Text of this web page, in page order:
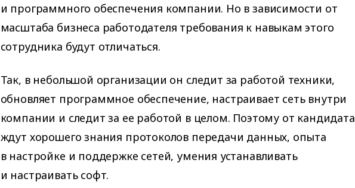
и программного обеспечения компании. Но в зависимости от
масштаба бизнеса работодателя требования к навыкам этого
сотрудника будут отличаться.
Так, в небольшой организации он следит за работой техники,
обновляет программное обеспечение, настраивает сеть внутри
компании и следит за ее работой в целом. Поэтому от кандидата
ждут хорошего знания протоколов передачи данных, опыта
в настройке и поддержке сетей, умения устанавливать
и настраивать софт.